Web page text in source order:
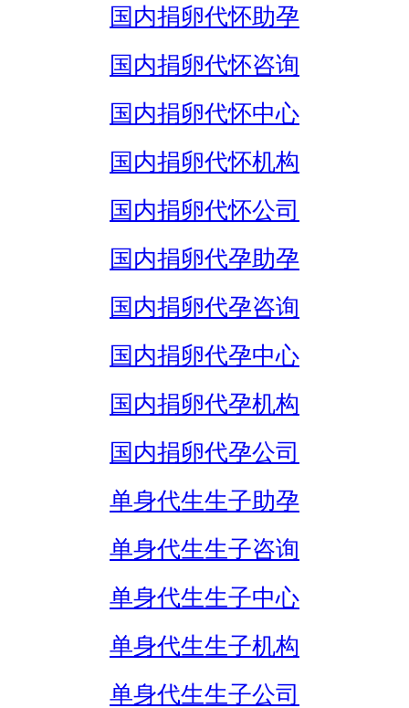
国内捐卵代怀助孕
国内捐卵代怀咨询
国内捐卵代怀中心
国内捐卵代怀机构
国内捐卵代怀公司
国内捐卵代孕助孕
国内捐卵代孕咨询
国内捐卵代孕中心
国内捐卵代孕机构
国内捐卵代孕公司
单身代生生子助孕
单身代生生子咨询
单身代生生子中心
单身代生生子机构
单身代生生子公司